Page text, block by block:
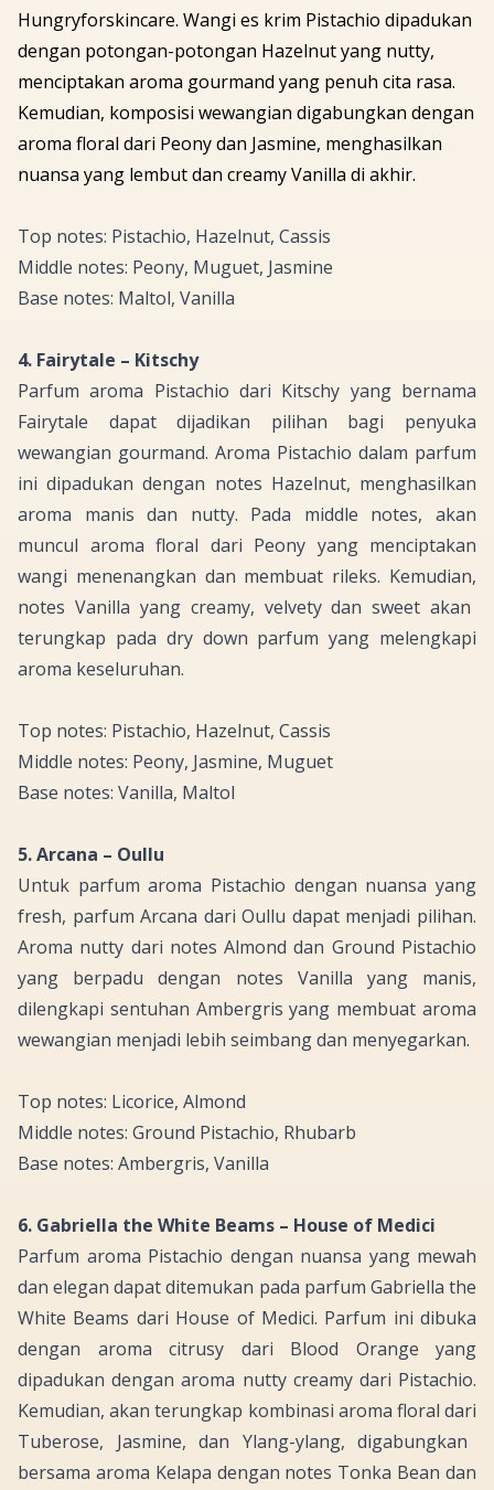
Hungryforskincare. Wangi es krim Pistachio dipadukan
dengan potongan-potongan Hazelnutyang nutty,
menciptakan aroma gourmand yang penuh cita rasa.
Kemudian, komposisi wewangian digabungkan dengan
aroma floral dari Peonydan Jasmine, menghasilkan
nuansa yang lembut dan creamy Vanilla di akhir.
Top notes: Pistachio, Hazelnut, Cassis
Middle notes: Peony, Muguet, Jasmine
Base notes: Maltol, Vanilla
4. Fairytale – Kitschy
Parfum aroma Pistachio dari Kitschy yang bernama
Fairytale dapat dijadikan pilihan bagi penyuka
wewangian gourmand. Aroma Pistachio dalam parfum
ini dipadukan dengan notes Hazelnut, menghasilkan
aroma manis dan nutty. Pada middle notes, akan
muncul aroma floral dari Peony yang menciptakan
wangi menenangkan dan membuat rileks. Kemudian,
notes Vanilla yang creamy, velvetydansweet akan
terungkap pada dry down parfum yang melengkapi
aroma keseluruhan.
Top notes: Pistachio, Hazelnut, Cassis
Middle notes: Peony, Jasmine, Muguet
Base notes: Vanilla, Maltol
5. Arcana – Oullu
Untuk parfum aroma Pistachio dengan nuansa yang
fresh, parfum Arcana dari Oullu dapat menjadi pilihan.
Aroma nutty dari notes Almonddan Ground Pistachio
yang berpadu dengan notes Vanilla yang manis,
dilengkapi sentuhan Ambergris yang membuat aroma
wewangian menjadi lebih seimbang dan menyegarkan.
Top notes: Licorice, Almond
Middle notes: Ground Pistachio, Rhubarb
Base notes: Ambergris, Vanilla
6. Gabriella the White Beams – House of Medici
Parfum aroma Pistachio dengan nuansa yang mewah
dan elegan dapat ditemukan pada parfum Gabriella the
White Beams dari House of Medici. Parfum ini dibuka
dengan aroma citrusy dari Blood Orange yang
dipadukan dengan aroma nutty creamydari Pistachio.
Kemudian, akan terungkap kombinasi aroma floral dari
Tuberose, Jasmine, dan Ylang-ylang, digabungkan
bersama aroma Kelapa dengan notes Tonka Bean dan